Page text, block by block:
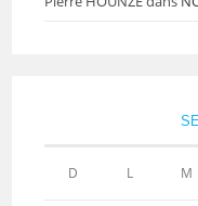
D L M